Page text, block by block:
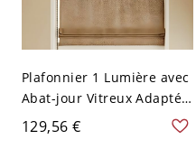
Plafonnier 1 Lumière avec
Abat-jour Vitreux Adapté
pour Ampoule LED - Noir
110 V-120 V Grand Blanc
129,56 €